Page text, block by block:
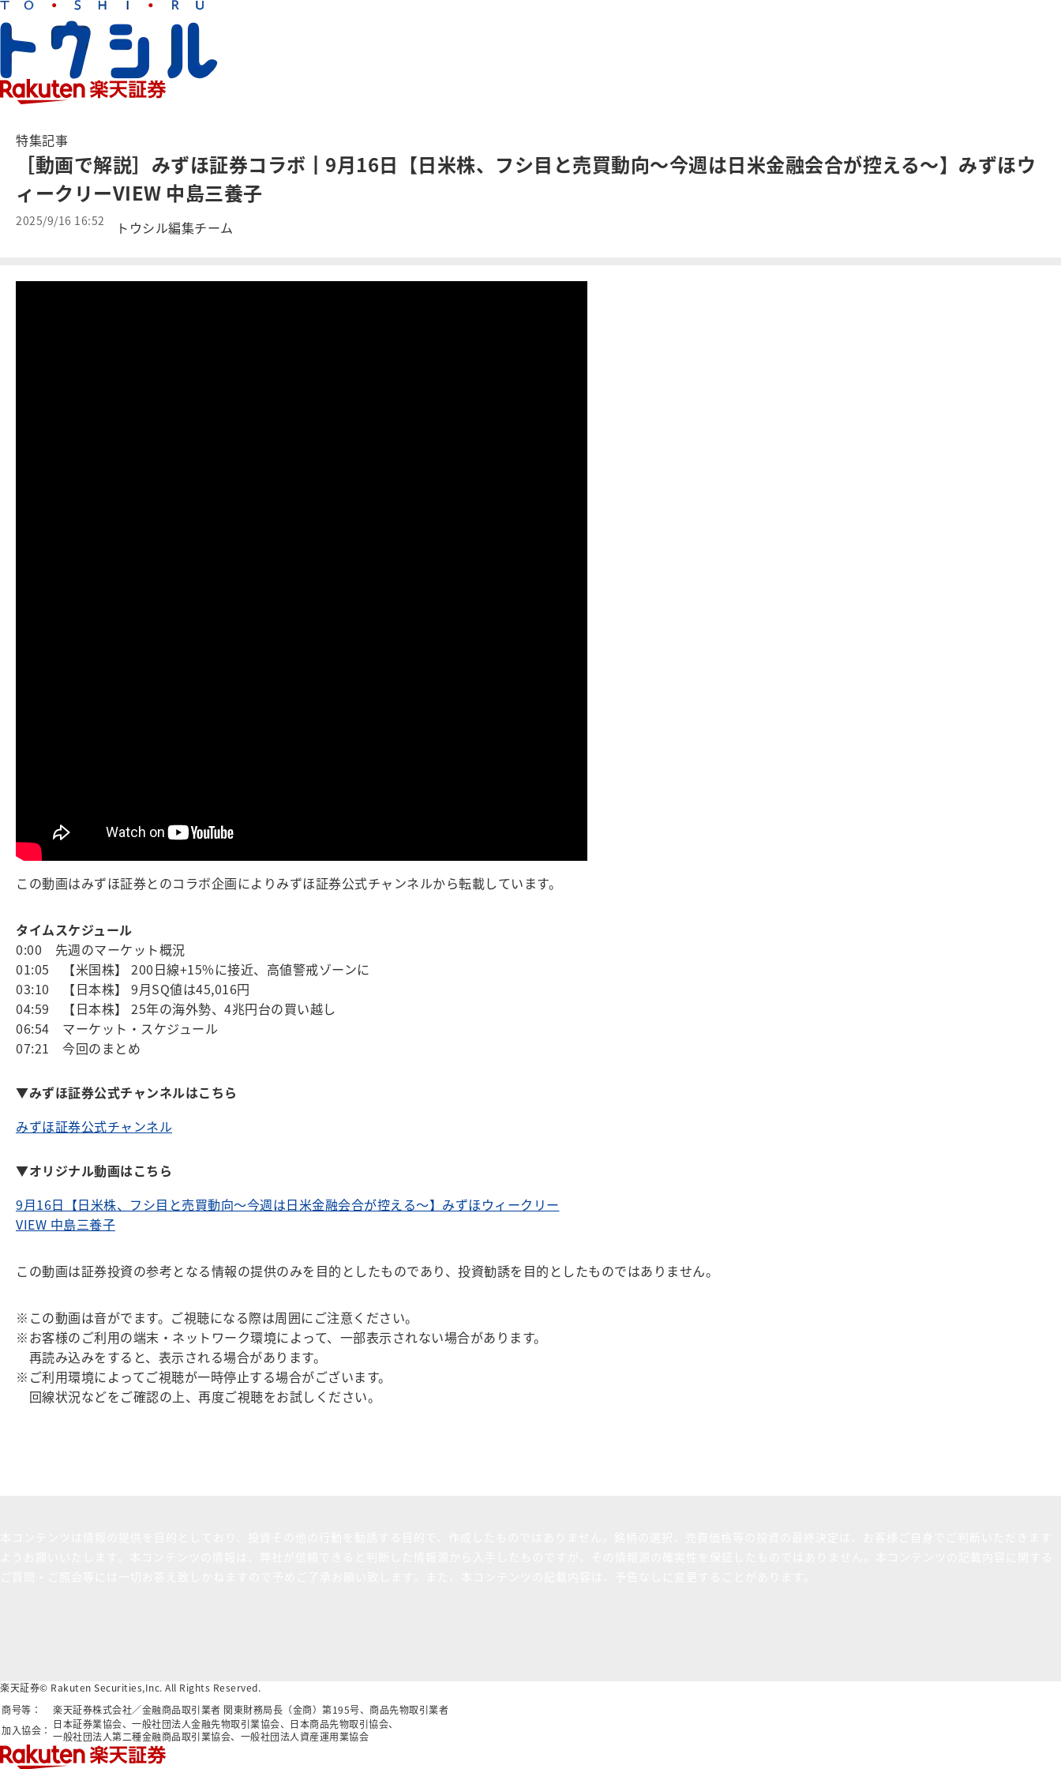
特集記事
［動画で解説］みずほ証券コラボ┃9月16日【日米株、フシ目と売買動向～今週は日米金融会合が控える～】みずほウ
ィークリーVIEW 中島三養子
2025/9/16 16:52 トウシル編集チーム
この動画はみずほ証券とのコラボ企画によりみずほ証券公式チャンネルから転載しています。
タイムスケジュール
0:00 先週のマーケット概況
01:05 【米国株】 200日線+15%に接近、高値警戒ゾーンに
03:10 【日本株】 9月SQ値は45,016円
04:59 【日本株】 25年の海外勢、4兆円台の買い越し
06:54 マーケット・スケジュール
07:21 今回のまとめ
▼みずほ証券公式チャンネルはこちら
みずほ証券公式チャンネル
▼オリジナル動画はこちら
9月16日【日米株、フシ目と売買動向～今週は日米金融会合が控える～】みずほウィークリー
VIEW 中島三養子
この動画は証券投資の参考となる情報の提供のみを目的としたものであり、投資勧誘を目的としたものではありません。
※この動画は音がでます。ご視聴になる際は周囲にご注意ください。
※お客様のご利用の端末・ネットワーク環境によって、一部表示されない場合があります。
再読み込みをすると、表示される場合があります。
※ご利用環境によってご視聴が一時停止する場合がございます。
回線状況などをご確認の上、再度ご視聴をお試しください。
楽天証券© Rakuten Securities,Inc. All Rights Reserved.
商号等：
楽天証券株式会社／金融商品取引業者 関東財務局長（金商）第195号、商品先物取引業者
加入協会： 日本証券業協会、一般社団法人金融先物取引業協会、日本商品先物取引協会、
一般社団法人第二種金融商品取引業協会、一般社団法人資産運用業協会